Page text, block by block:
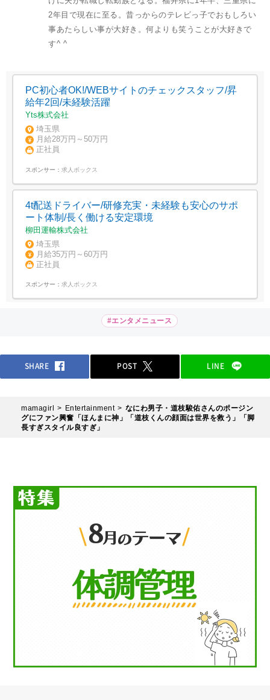
2年目で現在に至る。昔っからのテレビっ子でおもしろい
事あたらしい事が大好き。何よりも笑うことが大好きで
す^ ^
PC初心者OK!/WEBサイトのチェックスタッフ/昇
給年2回/未経験活躍
Yts株式会社
埼玉県
月給28万円～50万円
正社員
スポンサー： 求人ボックス
4t配送ドライバー/研修充実・未経験も安心のサポ
ート体制/長く働ける安定環境
柳田運輸株式会社
埼玉県
月給35万円～60万円
正社員
スポンサー： 求人ボックス
#エンタメニュース
SHARE POST LINE
mamagirl Entertainment
なにわ男子・道枝駿佑さんのポージン
グにファン興奮「ほんまに神」「道枝くんの顔面は世界を救う」「脚
長すぎスタイル良すぎ」